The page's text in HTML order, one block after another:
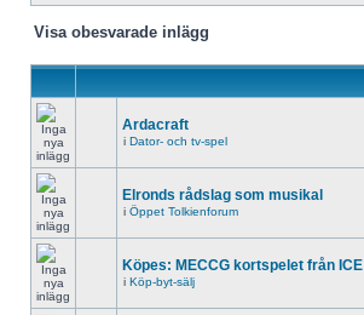
Visa obesvarade inlägg
Ardacraft
i Dator- och tv-spel
Elronds rådslag som musikal
i Öppet Tolkienforum
Köpes: MECCG kortspelet från ICE
i Köp-byt-sälj